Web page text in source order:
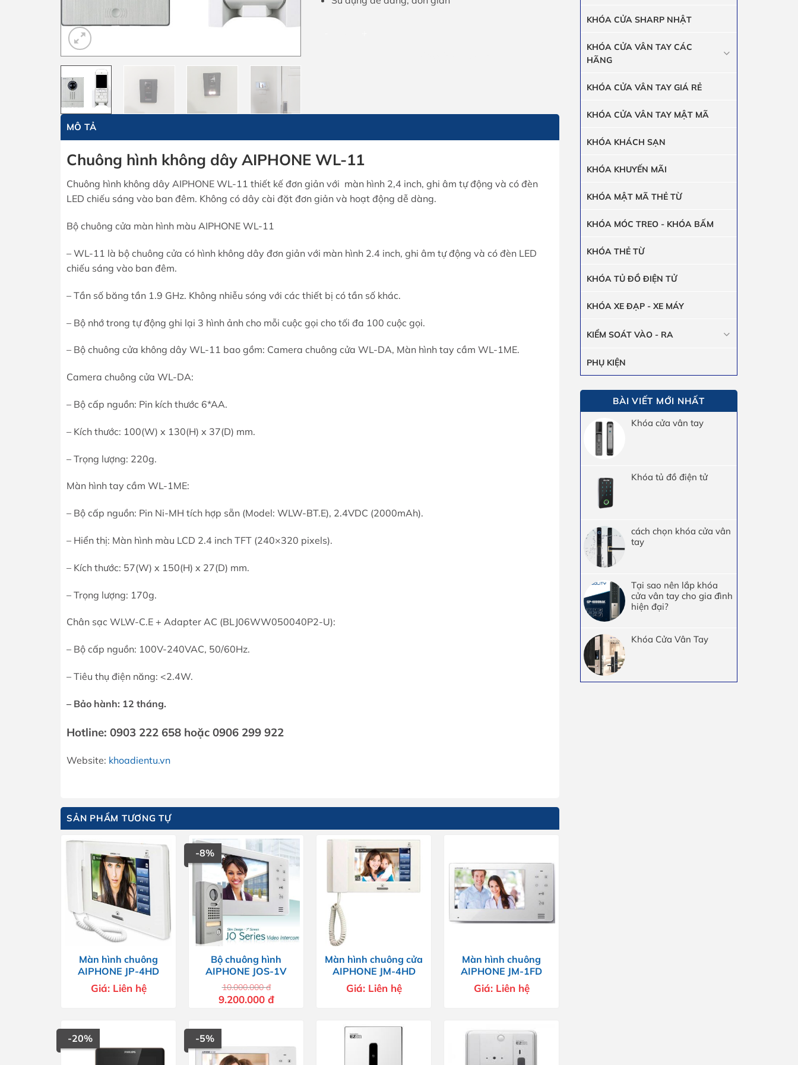
KHÓA CỬA SHARP NHẬT
KHÓA CỬA VÂN TAY CÁC
HÃNG
KHÓA CỬA VÂN TAY GIÁ RẺ
KHÓA CỬA VÂN TAY MẬT MÃ
KHÓA KHÁCH SẠN
KHÓA KHUYẾN MÃI
KHÓA MẬT MÃ THẺ TỪ
KHÓA MÓC TREO - KHÓA BẤM
KHÓA THẺ TỪ
KHÓA TỦ ĐỒ ĐIỆN TỬ
KHÓA XE ĐẠP - XE MÁY
KIỂM SOÁT VÀO - RA
PHỤ KIỆN
BÀI VIẾT MỚI NHẤT
Khóa cửa vân tay
Khóa tủ đồ điện tử
cách chọn khóa cửa vân
tay
Tại sao nên lắp khóa
cửa vân tay cho gia đình
hiện đại?
Khóa Cửa Vân Tay
MÔ TẢ
Chuông hình không dây AIPHONE WL-11
Chuông hình không dây AIPHONE WL-11 thiết kế đơn giản với màn hình 2,4 inch, ghi âm tự động và có đèn
LED chiếu sáng vào ban đêm. Không có dây cài đặt đơn giản và hoạt động dễ dàng.
Bộ chuông cửa màn hình màu AIPHONE WL-11
– WL-11 là bộ chuông cửa có hình không dây đơn giản với màn hình 2.4 inch, ghi âm tự động và có đèn LED
chiếu sáng vào ban đêm.
– Tần số băng tần 1.9 GHz. Không nhiễu sóng với các thiết bị có tần số khác.
– Bộ nhớ trong tự động ghi lại 3 hình ảnh cho mỗi cuộc gọi cho tối đa 100 cuộc gọi.
– Bộ chuông cửa không dây WL-11 bao gồm: Camera chuông cửa WL-DA, Màn hình tay cầm WL-1ME.
Camera chuông cửa WL-DA:
– Bộ cấp nguồn: Pin kích thước 6*AA.
– Kích thước: 100(W) x 130(H) x 37(D) mm.
– Trọng lượng: 220g.
Màn hình tay cầm WL-1ME:
– Bộ cấp nguồn: Pin Ni-MH tích hợp sẵn (Model: WLW-BT.E), 2.4VDC (2000mAh).
– Hiển thị: Màn hình màu LCD 2.4 inch TFT (240×320 pixels).
– Kích thước: 57(W) x 150(H) x 27(D) mm.
– Trọng lượng: 170g.
Chân sạc WLW-C.E + Adapter AC (BLJ06WW050040P2-U):
– Bộ cấp nguồn: 100V-240VAC, 50/60Hz.
– Tiêu thụ điện năng: <2.4W.
– Bảo hành: 12 tháng.
Hotline: 0903 222 658 hoặc 0906 299 922
Website: khoadientu.vn
SẢN PHẨM TƯƠNG TỰ
Màn hình chuông
AIPHONE JP-4HD
Giá: Liên hệ
-8%
Bộ chuông hình
AIPHONE JOS-1V
10.000.000đ
Giá
gốc
9.200.000 đGiá
hiện
Màn hình chuông cửa
AIPHONE JM-4HD
Giá: Liên hệ
Màn hình chuông
AIPHONE JM-1FD
Giá: Liên hệ
-20% -5%